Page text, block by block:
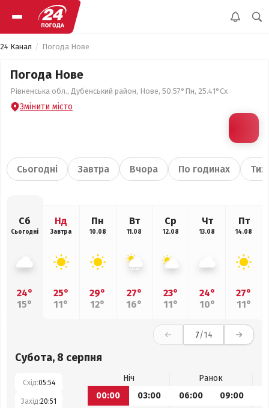
24 Канал Погода Нове
Погода Нове
Рівненська обл., Дубенський район, Нове, 50.57°Пн, 25.41°Сх
Змінити місто
Сьогодні Завтра Вчора По годинах
Сб
Сьогодні
24°
15°
Нд
Завтра
25°
11°
Пн
10.08
29°
12°
Вт
11.08
27°
16°
Ср
12.08
23°
11°
Чт
13.08
24°
10°
Пт
14.08
27°
11°
7/14
Субота, 8 серпня
Схід:05:54
Захід:20:51
Ніч
Ранок
00:00
03:00 06:00 09:00